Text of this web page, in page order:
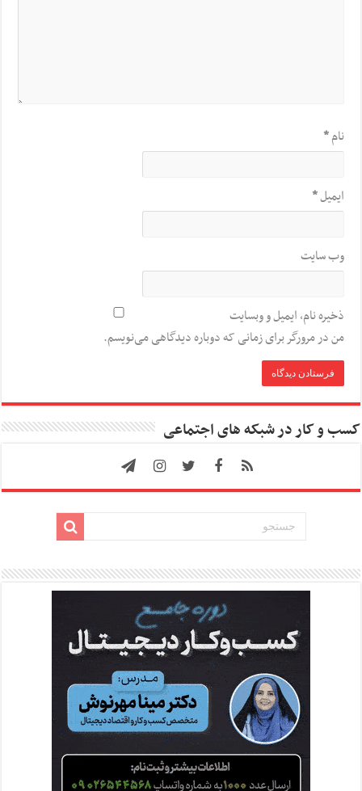
نام*
ایمیل*
وب‌ سایت
ذخیره نام، ایمیل و وبسایت
من در مرورگر برای زمانی که دوباره دیدگاهی می‌نویسم.
کسب و کار در شبکه های اجتماعی